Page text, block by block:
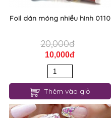
Foil dán móng nhiều hình 0110
20,000đ
10,000đ
Thêm vào giỏ